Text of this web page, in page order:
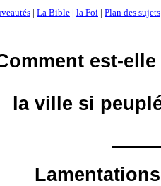
| La Bible | la Foi | Plan des sujets
est-
la ville si